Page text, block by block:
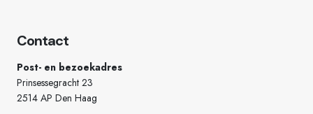
Contact
Post- en bezoekadres
Prinsessegracht 23
2514 AP Den Haag